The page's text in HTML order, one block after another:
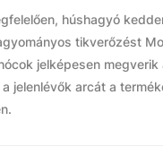
húshagyó
tikverőzést
jelképesen
jelenlévők arcát a